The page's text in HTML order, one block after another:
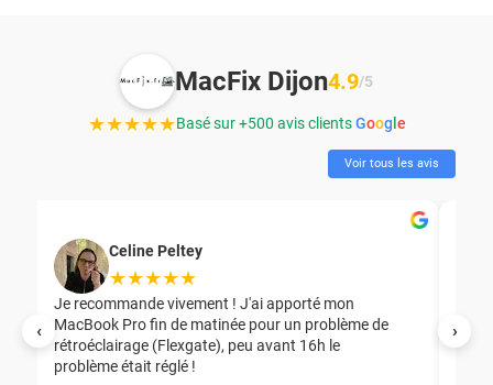
‹ ›
MacFix Dijon4.9/5
★★★★★Basé sur +500 avis clientsGoog e
Voir tous les avis
Celine Peltey
★★★★★
Je recommande vivement ! J'ai apporté mon
MacBook Pro fin de matinée pour un problème de
rétroéclairage (Flexgate), peu avant 16h le
problème était réglé !